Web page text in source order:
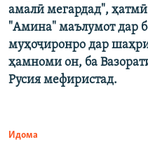
амалӣ мегардад",
"Амина" маълумот дар
муҳоҷиронро дар
ҳамноми он, ба
Русия мефиристад.
Идома